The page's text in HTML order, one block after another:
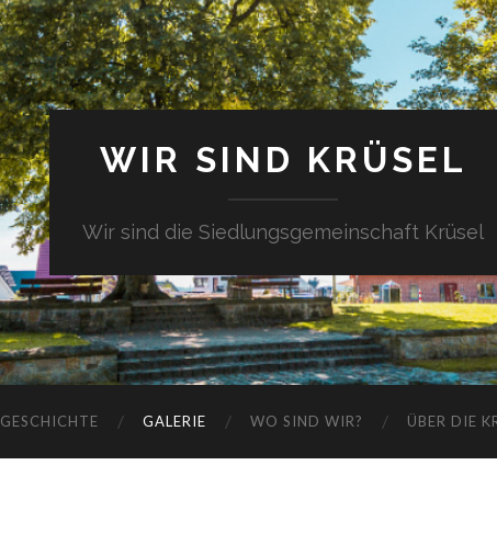
WIR SIND KRÜSEL
Wir sind die Siedlungsgemeinschaft Krüsel
GESCHICHTE GALERIE WO SIND WIR? ÜBER DIE